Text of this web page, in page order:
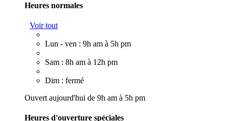
Heures normales
Voir tout
Lun - ven : 9h am à 5h pm
Sam : 8h am à 12h pm
Dim : fermé
Ouvert aujourd'hui de 9h am à 5h pm
Heures d'ouverture spéciales